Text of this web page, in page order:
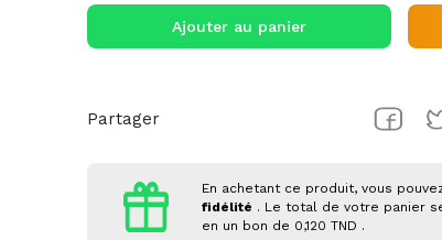
Ajouter au panier
Partager
En achetant ce produit, vous
fidélité . Le total de votre panier
en un bon de 0,120 TND .